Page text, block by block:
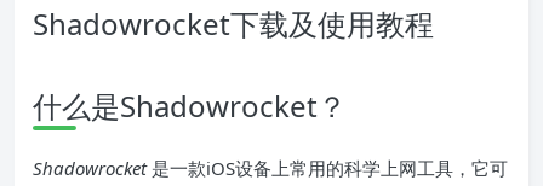
Shadowrocket下载及使用教程
什么是Shadowrocket？
Shadowrocket是一款iOS设备上常用的科学上网工具，它可